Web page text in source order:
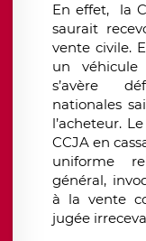
En effet, la
saurait
vente civile.
un
s’avère
nationales
l’acheteur.
CCJA en
uniforme
général,
à la vente
jugée